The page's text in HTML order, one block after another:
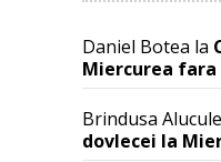
Daniel Botea la
Miercurea fara
Brindusa
dovlecei la